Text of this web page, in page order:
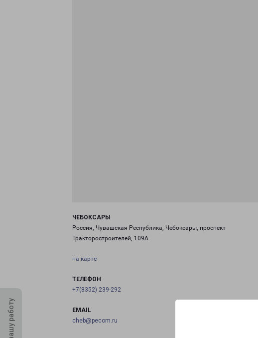
ЧЕБОКСАРЫ
Россия, Чувашская Республика, Чебоксары, проспект
Тракторостроителей, 109А
на карте
ТЕЛЕФОН
+7(8352) 239-292
EMAIL
cheb@pecom.ru